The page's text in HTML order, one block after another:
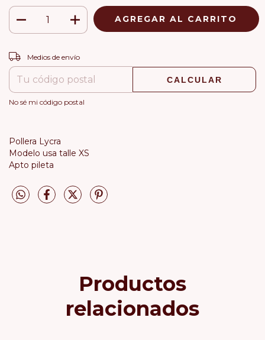
Entregas para el CP:
Medios de envío
CALCULAR
No sé mi código postal
Pollera Lycra
Modelo usa talle XS
Apto pileta
Productos
relacionados